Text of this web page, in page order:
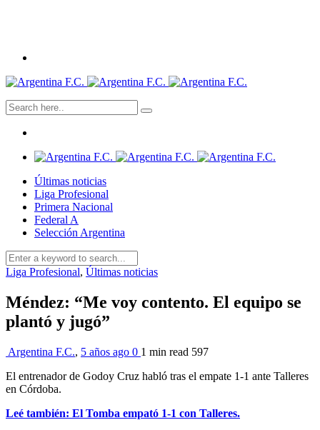
Últimas noticias
Liga Profesional
Primera Nacional
Federal A
Selección Argentina
Liga Profesional, Últimas noticias
Méndez: “Me voy contento. El equipo se
plantó y jugó”
Argentina F.C., 5 años ago 0 1 min read 597
El entrenador de Godoy Cruz habló tras el empate 1-1 ante Talleres
en Córdoba.
Leé también: El Tomba empató 1-1 con Talleres.